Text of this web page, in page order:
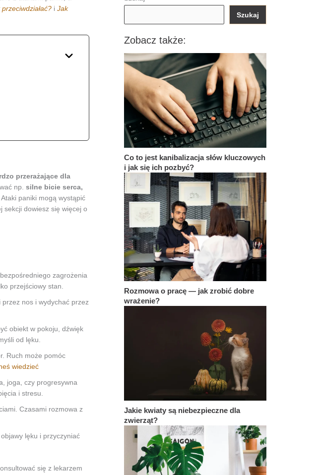
i Jak
przerażające dla
np. silne bicie serca,
. Ataki paniki mogą wystąpić
sekcji dowiesz się więcej o
zagrożenia
przejściowy stan.
przez nos i wydychać przez
obiekt w pokoju, dźwięk
od lęku.
Ruch może pomóc
wiedzieć
joga, czy progresywna
i stresu.
Czasami rozmowa z
lęku i przyczyniać
się z lekarzem
Szukaj
Zobacz także:
Co to jest kanibalizacja słów kluczowych
i jak się ich pozbyć?
Rozmowa o pracę — jak zrobić dobre
wrażenie?
Jakie kwiaty są niebezpieczne dla
zwierząt?